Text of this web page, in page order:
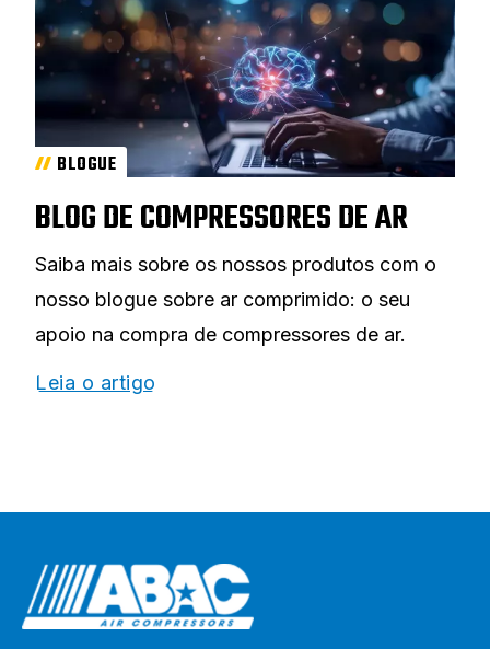
BLOGUE
BLOG DE COMPRESSORES DE AR
Saiba mais sobre os nossos produtos com o
nosso blogue sobre ar comprimido: o seu
apoio na compra de compressores de ar.
Leia o artigo